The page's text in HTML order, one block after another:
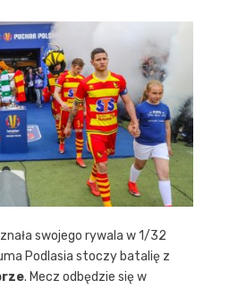
swojego rywala w 1/32
Podlasia stoczy batalię z
. Mecz odbędzie się w